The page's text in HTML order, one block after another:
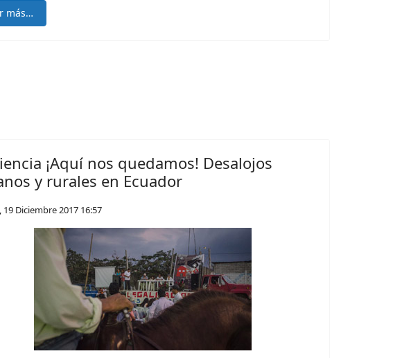
más…
¡Aquí nos quedamos! Desalojos
y rurales en Ecuador
19 Diciembre 2017 16:57